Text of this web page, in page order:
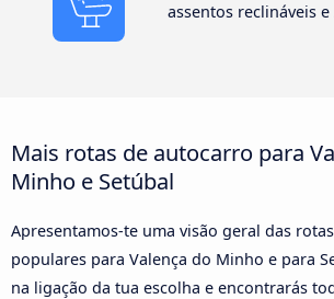
assentos reclináveis e
Mais rotas de autocarro para
Minho e Setúbal
Apresentamos-te uma visão geral das
populares para Valença do Minho e para
na ligação da tua escolha e encontrarás